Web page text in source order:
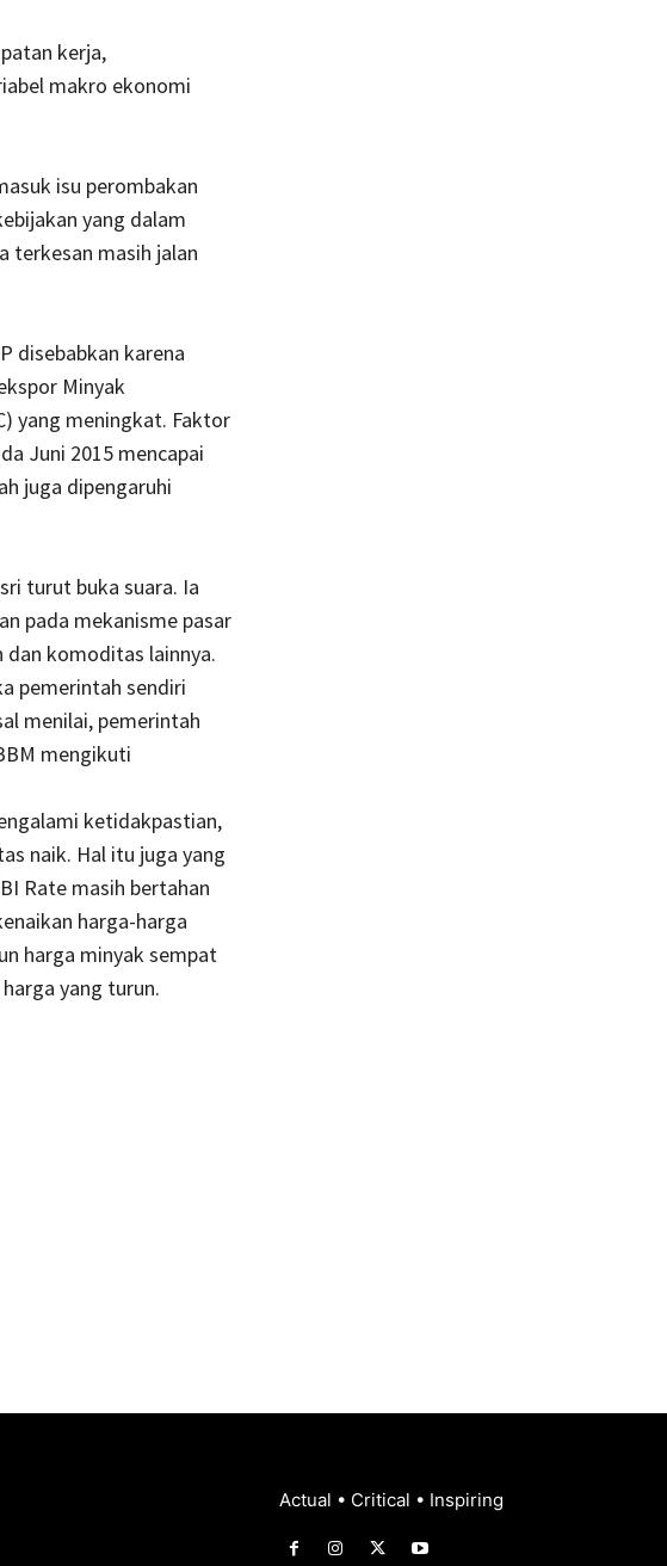
kerja,
makro ekonomi
isu perombakan
yang dalam
terkesan masih jalan
disebabkan karena
Minyak
yang meningkat. Faktor
Juni 2015 mencapai
juga dipengaruhi
turut buka suara. Ia
pada mekanisme pasar
komoditas lainnya.
pemerintah sendiri
menilai, pemerintah
mengikuti
ketidakpastian,
naik. Hal itu juga yang
Rate masih bertahan
harga-harga
harga minyak sempat
yang turun.
Actual • Critical • Inspiring